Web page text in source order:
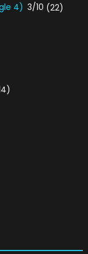
4) 3/10 (22)